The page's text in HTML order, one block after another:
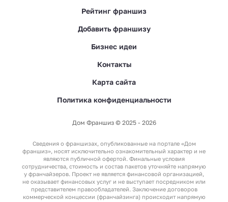
Рейтинг франшиз
Добавить франшизу
Бизнес идеи
Контакты
Карта сайта
Политика конфиденциальности
Дом Франшиз © 2025 - 2026